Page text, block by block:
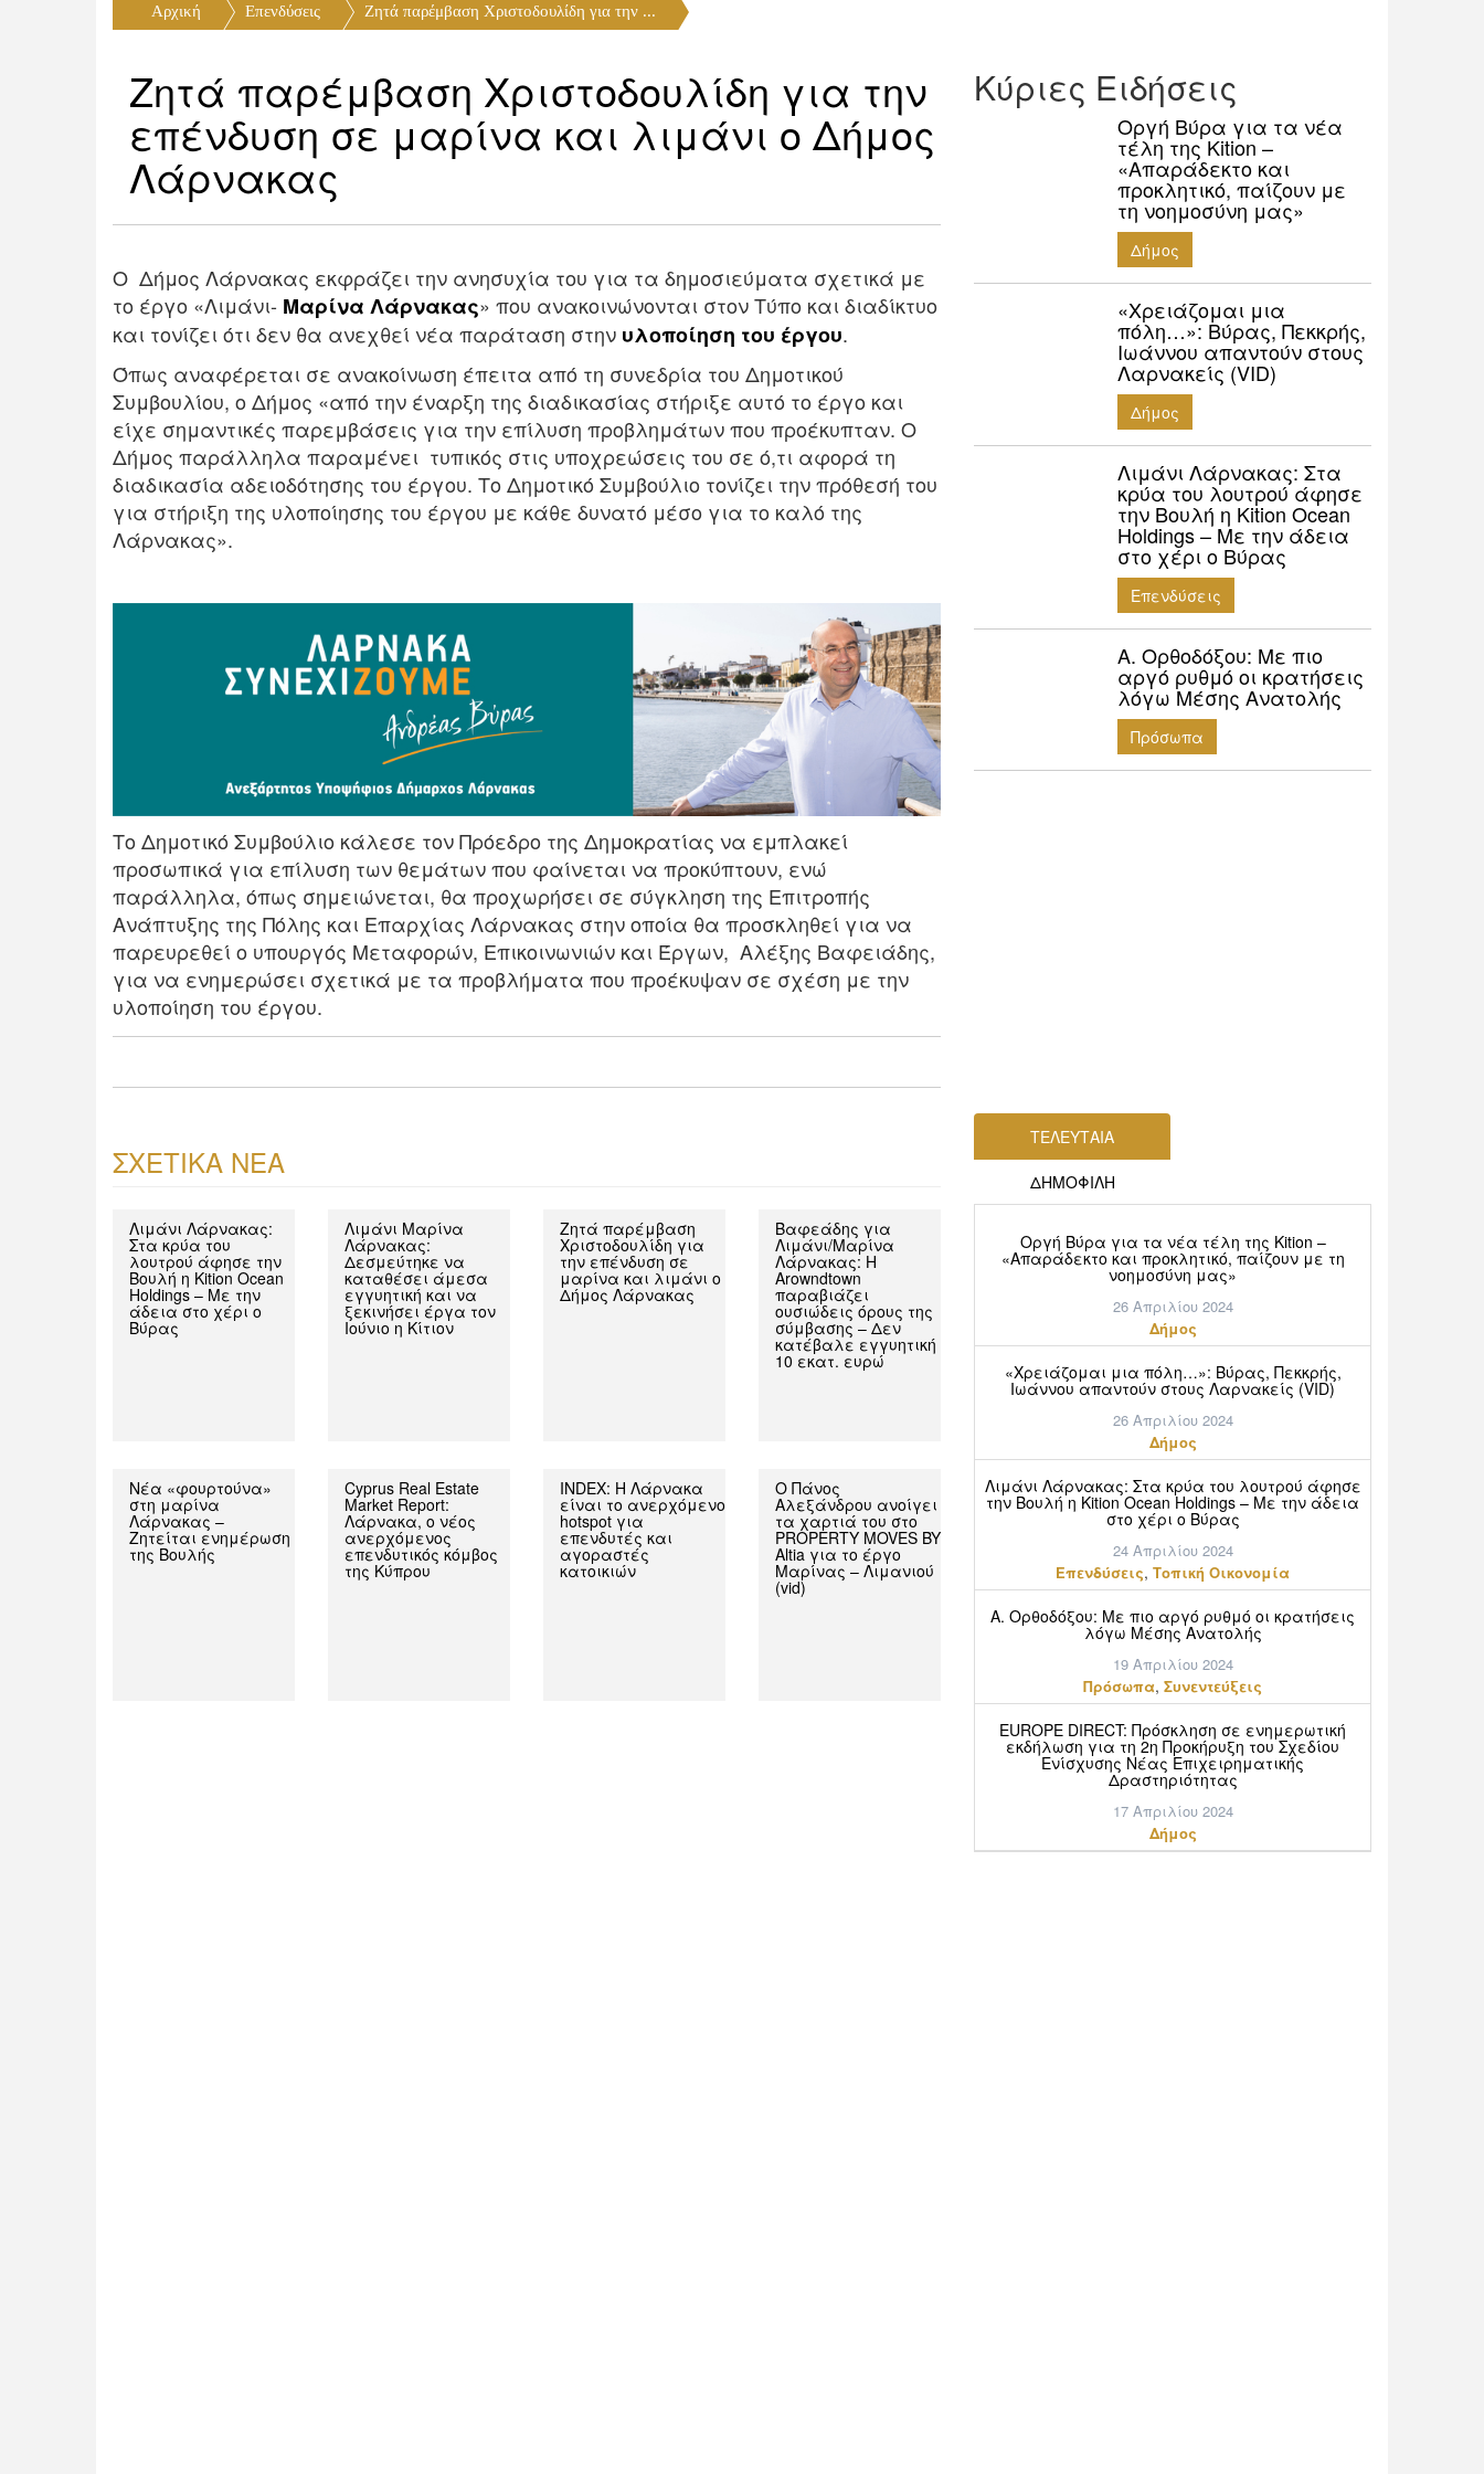
Αρχική Επενδύσεις Ζητά παρέμβαση Χριστοδουλίδη για την ...
Ζητά παρέμβαση Χριστοδουλίδη για την
επένδυση σε μαρίνα και λιμάνι ο Δήμος
Λάρνακας
Ο Δήμος Λάρνακας εκφράζει την ανησυχία του για τα δημοσιεύματα σχετικά με
το έργο «Λιμάνι- Μαρίνα Λάρνακας» που ανακοινώνονται στον Τύπο και διαδίκτυο
και τονίζει ότι δεν θα ανεχθεί νέα παράταση στην υλοποίηση του έργου.
Όπως αναφέρεται σε ανακοίνωση έπειτα από τη συνεδρία του Δημοτικού
Συμβουλίου, ο Δήμος «από την έναρξη της διαδικασίας στήριξε αυτό το έργο και
είχε σημαντικές παρεμβάσεις για την επίλυση προβλημάτων που προέκυπταν. Ο
Δήμος παράλληλα παραμένει τυπικός στις υποχρεώσεις του σε ό,τι αφορά τη
διαδικασία αδειοδότησης του έργου. Το Δημοτικό Συμβούλιο τονίζει την πρόθεσή του
για στήριξη της υλοποίησης του έργου με κάθε δυνατό μέσο για το καλό της
Λάρνακας».
Το Δημοτικό Συμβούλιο κάλεσε τον Πρόεδρο της Δημοκρατίας να εμπλακεί
προσωπικά για επίλυση των θεμάτων που φαίνεται να προκύπτουν, ενώ
παράλληλα, όπως σημειώνεται, θα προχωρήσει σε σύγκληση της Επιτροπής
Ανάπτυξης της Πόλης και Επαρχίας Λάρνακας στην οποία θα προσκληθεί για να
παρευρεθεί ο υπουργός Μεταφορών, Επικοινωνιών και Έργων, Αλέξης Βαφειάδης,
για να ενημερώσει σχετικά με τα προβλήματα που προέκυψαν σε σχέση με την
υλοποίηση του έργου.
ΣΧΕΤΙΚΑ ΝΕΑ
Λιμάνι Λάρνακας:
Στα κρύα του
λουτρού άφησε την
Βουλή η Kition Ocean
Holdings – Με την
άδεια στο χέρι ο
Βύρας
Λιμάνι Μαρίνα
Λάρνακας:
Δεσμεύτηκε να
καταθέσει άμεσα
εγγυητική και να
ξεκινήσει έργα τον
Ιούνιο η Κίτιον
Ζητά παρέμβαση
Χριστοδουλίδη για
την επένδυση σε
μαρίνα και λιμάνι ο
Δήμος Λάρνακας
Βαφεάδης για
Λιμάνι/Μαρίνα
Λάρνακας: Η
Arowndtown
παραβιάζει
ουσιώδεις όρους της
σύμβασης – Δεν
κατέβαλε εγγυητική
10 εκατ. ευρώ
Νέα «φουρτούνα»
στη μαρίνα
Λάρνακας –
Ζητείται ενημέρωση
της Βουλής
Cyprus Real Estate
Market Report:
Λάρνακα, ο νέος
ανερχόμενος
επενδυτικός κόμβος
της Κύπρου
INDEX: Η Λάρνακα
είναι το ανερχόμενο
hotspot για
επενδυτές και
αγοραστές
κατοικιών
Ο Πάνος
Αλεξάνδρου ανοίγει
τα χαρτιά του στο
PROPERTY MOVES BY
Altia για το έργο
Μαρίνας – Λιμανιού
(vid)
Κύριες Ειδήσεις
Οργή Βύρα για τα νέα
τέλη της Kition –
«Απαράδεκτο και
προκλητικό, παίζουν με
τη νοημοσύνη μας»
Δήμος
«Χρειάζομαι μια
πόλη…»: Βύρας, Πεκκρής,
Ιωάννου απαντούν στους
Λαρνακείς (VID)
Δήμος
Λιμάνι Λάρνακας: Στα
κρύα του λουτρού άφησε
την Βουλή η Kition Ocean
Holdings – Με την άδεια
στο χέρι ο Βύρας
Επενδύσεις
Α. Ορθοδόξου: Mε πιο
αργό ρυθμό οι κρατήσεις
λόγω Μέσης Ανατολής
Πρόσωπα
ΤΕΛΕΥΤΑΙΑ
ΔΗΜΟΦΙΛΗ
Οργή Βύρα για τα νέα τέλη της Kition –
«Απαράδεκτο και προκλητικό, παίζουν με τη
νοημοσύνη μας»
26 Απριλίου 2024
Δήμος
«Χρειάζομαι μια πόλη…»: Βύρας, Πεκκρής,
Ιωάννου απαντούν στους Λαρνακείς (VID)
26 Απριλίου 2024
Δήμος
Λιμάνι Λάρνακας: Στα κρύα του λουτρού άφησε
την Βουλή η Kition Ocean Holdings – Με την άδεια
στο χέρι ο Βύρας
24 Απριλίου 2024
Επενδύσεις, Τοπική Οικονομία
Α. Ορθοδόξου: Mε πιο αργό ρυθμό οι κρατήσεις
λόγω Μέσης Ανατολής
19 Απριλίου 2024
Πρόσωπα, Συνεντεύξεις
EUROPE DIRECT: Πρόσκληση σε ενημερωτική
εκδήλωση για τη 2η Προκήρυξη του Σχεδίου
Ενίσχυσης Νέας Επιχειρηματικής
Δραστηριότητας
17 Απριλίου 2024
Δήμος